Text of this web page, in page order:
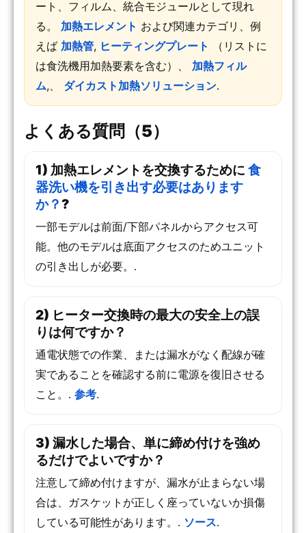
ート、フィルム、統合モジュールとして現れ
る。 加熱エレメント および関連カテゴリ、例
えば 加熱管, ヒーティングプレート
（リストに
は食洗機用加熱要素を含む）、 加熱フィル
ム,、 ダイカスト加熱ソリューション.
よくある質問（5）
1) 加熱エレメントを交換するために 食
器洗い機を引き出す必要はあります
か？?
一部モデルは前面/下部パネルからアクセス可
能。他のモデルは底面アクセスのためユニット
の引き出しが必要。.
2) ヒーター交換時の最大の安全上の誤
りは何ですか？
通電状態での作業、または漏水がなく配線が確
実であることを確認する前に電源を復旧させる
こと。. 参考.
3) 漏水した場合、単に締め付けを強め
るだけでよいですか？
注意して締め付けますが、漏水が止まらない場
合は、ガスケットが正しく座っていないか損傷
している可能性があります。. ソース.